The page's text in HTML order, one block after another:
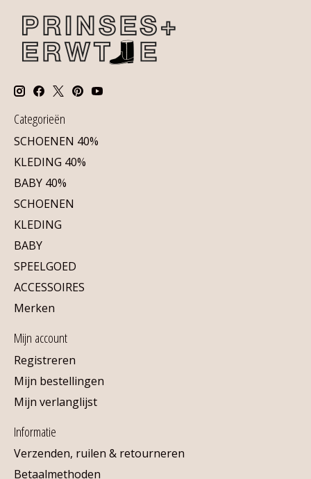
Categorieën
SCHOENEN 40%
KLEDING 40%
BABY 40%
SCHOENEN
KLEDING
BABY
SPEELGOED
ACCESSOIRES
Merken
Mijn account
Registreren
Mijn bestellingen
Mijn verlanglijst
Informatie
Verzenden, ruilen & retourneren
Betaalmethoden